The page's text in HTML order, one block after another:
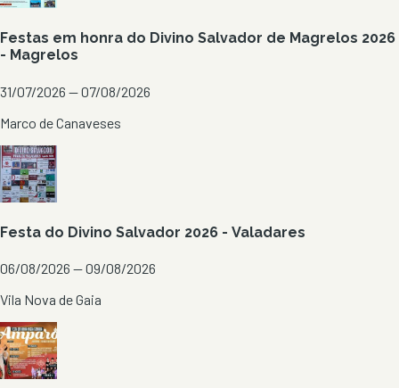
Festas em honra do Divino Salvador de Magrelos 2026
- Magrelos
31/07/2026 — 07/08/2026
Marco de Canaveses
Festa do Divino Salvador 2026 - Valadares
06/08/2026 — 09/08/2026
Vila Nova de Gaia